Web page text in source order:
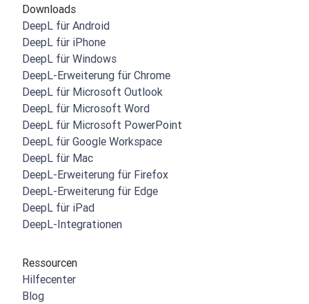
Downloads
DeepL für Android
DeepL für iPhone
DeepL für Windows
DeepL-Erweiterung für Chrome
DeepL für Microsoft Outlook
DeepL für Microsoft Word
DeepL für Microsoft PowerPoint
DeepL für Google Workspace
DeepL für Mac
DeepL-Erweiterung für Firefox
DeepL-Erweiterung für Edge
DeepL für iPad
DeepL-Integrationen
Ressourcen
Hilfecenter
Blog